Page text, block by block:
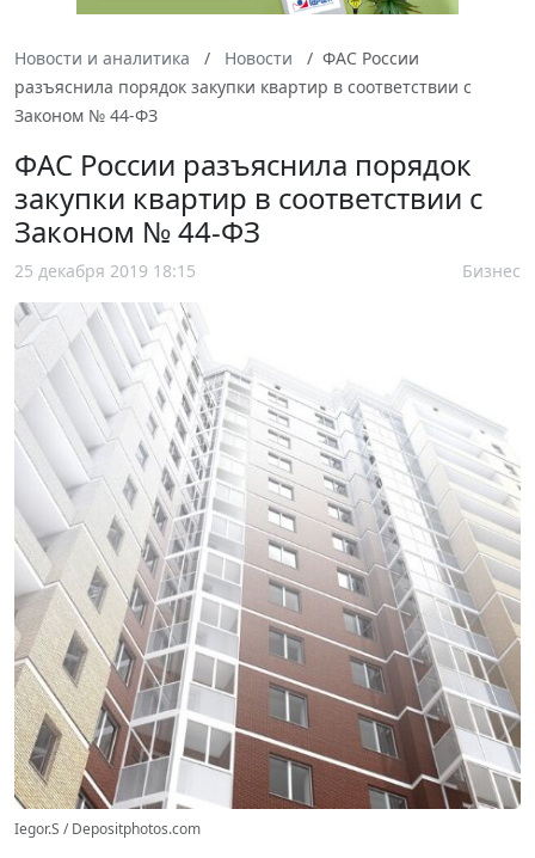
Новости и аналитика Новости
ФАС России
разъяснила порядок закупки квартир в соответствии с
Законом № 44-ФЗ
ФАС России разъяснила порядок
закупки квартир в соответствии с
Законом № 44-ФЗ
25 декабря 2019 18:15 Бизнес
Iegor.S / Depositphotos.com